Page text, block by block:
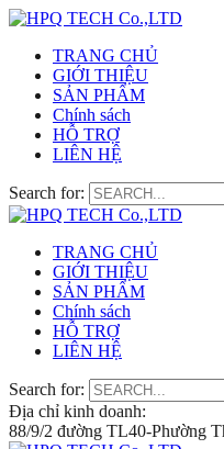
TRANG CHỦ
GIỚI THIỆU
SẢN PHẨM
Chính sách
HỖ TRỢ
LIÊN HỆ
Search for:
TRANG CHỦ
GIỚI THIỆU
SẢN PHẨM
Chính sách
HỖ TRỢ
LIÊN HỆ
Search for:
Địa chỉ kinh doanh:
88/9/2 đường TL40-Phường